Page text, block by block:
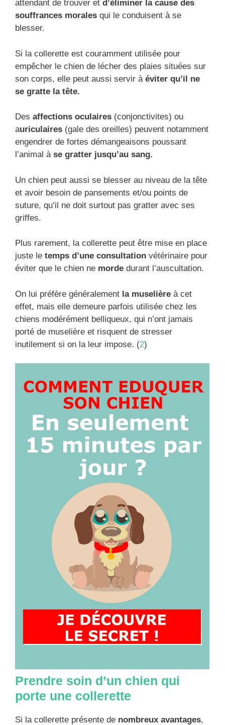
attendant de trouver et d’éliminer la cause des
souffrances morales qui le conduisent à se
blesser.
Si la collerette est couramment utilisée pour
empêcher le chien de lécher des plaies situées sur
son corps, elle peut aussi servir à éviter qu’il ne
se gratte la tête.
Des affections oculaires (conjonctivites) ou
auriculaires (gale des oreilles) peuvent notamment
engendrer de fortes démangeaisons poussant
l’animal à se gratter jusqu’au sang.
Un chien peut aussi se blesser au niveau de la tête
et avoir besoin de pansements et/ou points de
suture, qu’il ne doit surtout pas gratter avec ses
griffes.
Plus rarement, la collerette peut être mise en place
juste le temps d’une consultation vétérinaire pour
éviter que le chien ne morde durant l’auscultation.
On lui préfère généralement la muselière à cet
effet, mais elle demeure parfois utilisée chez les
chiens modérément belliqueux, qui n’ont jamais
porté de muselière et risquent de stresser
inutilement si on la leur impose. (2)
Prendre soin d’un chien qui
porte une collerette
Si la collerette présente de nombreux avantages,